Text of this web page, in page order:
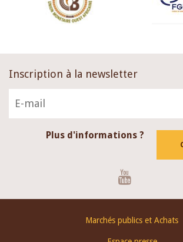
Inscription à la newsletter
Plus d'informations ?
Marchés publics et Achats